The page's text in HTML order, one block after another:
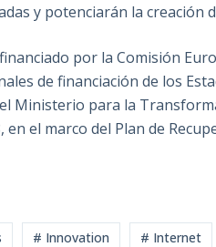
y potenciarán la creación
por la Comisión
de financiación de los
Ministerio para la
en el marco del Plan de
# Innovation # Internet